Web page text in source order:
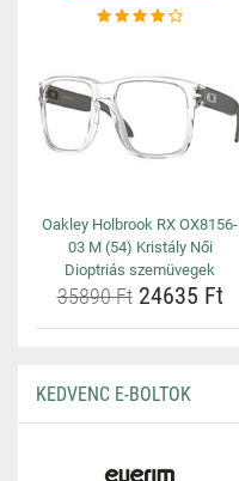
Oakley Holbrook RX OX8156-
03 M (54) Kristály Női
Dioptriás szemüvegek
35890 Ft24635 Ft
KEDVENC E-BOLTOK